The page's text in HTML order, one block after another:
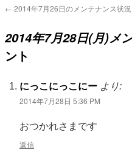
← 2014年7月26日のメンテナンス状
2014年7月28日(月)メ
ント
にっこにっこにー より:
2014年7月28日 5:36 PM
おつかれさまです
返信